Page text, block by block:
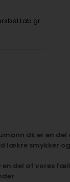
Modern Luxury by Siersbøl Lab grown diamantring med i alt 1,4 ct i 14 kt rødguld
er en
lækre smykker
en del af vores